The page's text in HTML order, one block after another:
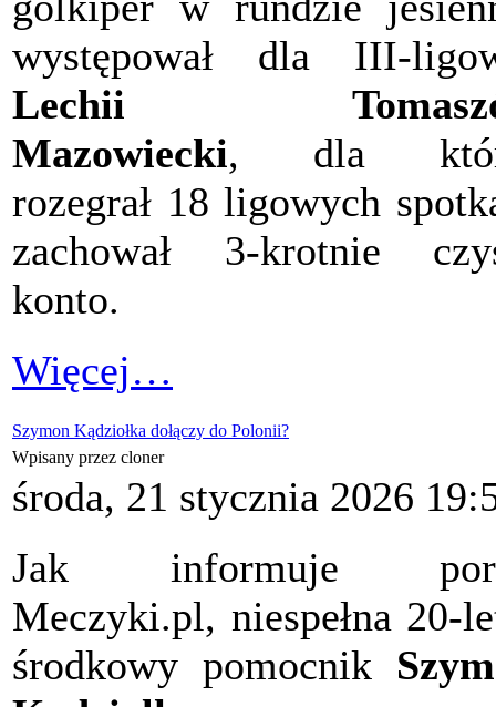
występował dla III-
Lechii
Mazowiecki, dla
rozegrał 18 ligowych
zachował 3-krotnie
konto.
Więcej…
Szymon Kądziołka dołączy do Polonii?
Wpisany przez cloner
środa, 21 stycznia 2026
Jak informuje
Meczyki.pl, niespełna 20-
środkowy pomocnik